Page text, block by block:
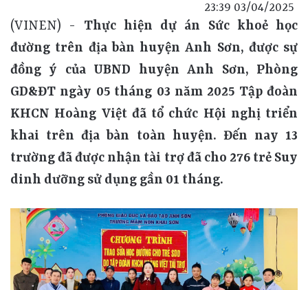
23:39 03/04/2025
(VINEN) - Thực hiện dự án Sức khoẻ học
đường trên địa bàn huyện Anh Sơn, được sự
đồng ý của UBND huyện Anh Sơn, Phòng
GD&ĐT ngày 05 tháng 03 năm 2025 Tập đoàn
KHCN Hoàng Việt đã tổ chức Hội nghị triển
khai trên địa bàn toàn huyện. Đến nay 13
trường đã được nhận tài trợ đã cho 276 trẻ Suy
dinh dưỡng sử dụng gần 01 tháng.